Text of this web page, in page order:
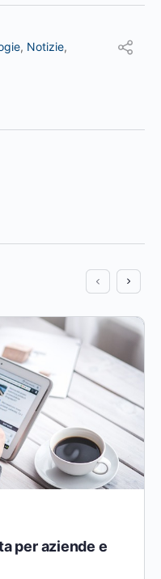
, Notizie,
per aziende e